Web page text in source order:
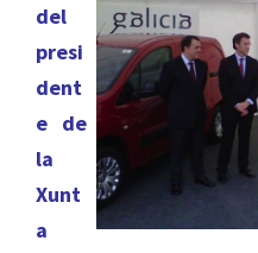
del
presi
dent
e de
la
Xunt
a